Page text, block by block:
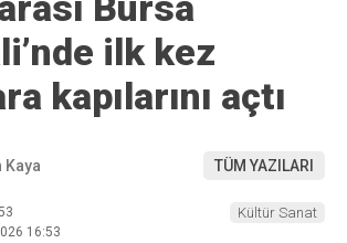
ilk kez
kapılarını açtı
Kaya TÜM YAZILARI
16:53
Kültür Sanat